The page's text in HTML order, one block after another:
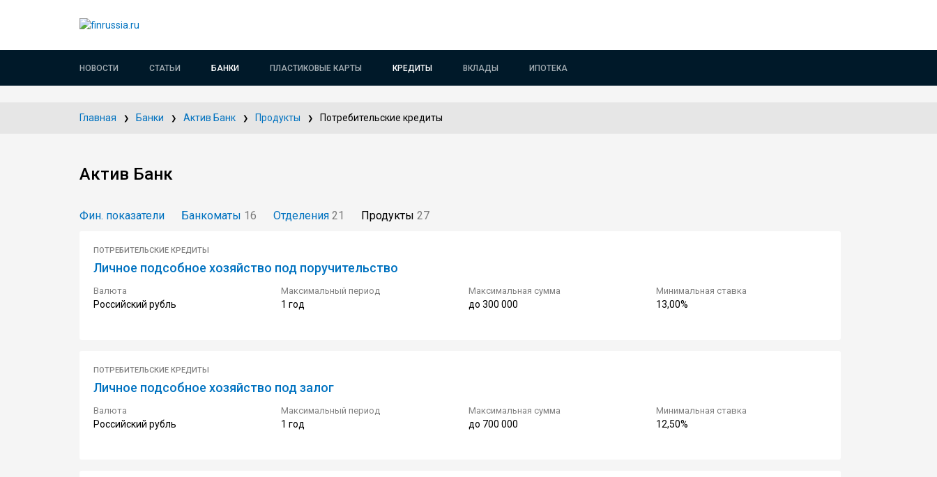
НОВОСТИ СТАТЬИ БАНКИ ПЛАСТИКОВЫЕ КАРТЫ КРЕДИТЫ ВКЛАДЫ ИПОТЕКА
Главная Банки Актив Банк Продукты Потребительские кредиты
Актив Банк
Фин. показатели Банкоматы 16 Отделения 21 Продукты 27
ПОТРЕБИТЕЛЬСКИЕ КРЕДИТЫ
Личное подсобное хозяйство под поручительство
Валюта
Российский рубль
Максимальный период
1 год
Максимальная сумма
до 300 000
Минимальная ставка
13,00%
ПОТРЕБИТЕЛЬСКИЕ КРЕДИТЫ
Личное подсобное хозяйство под залог
Валюта
Российский рубль
Максимальный период
1 год
Максимальная сумма
до 700 000
Минимальная ставка
12,50%